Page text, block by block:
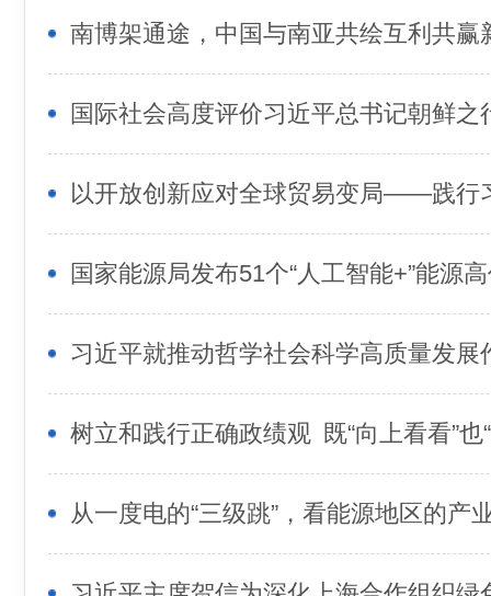
南博架通途，中国与南亚共绘互利共赢
国际社会高度评价习近平总书记朝鲜之
国家能源局发布51个“人工智能+”能源
习近平就推动哲学社会科学高质量发展
树立和践行正确政绩观 既“向上看看”也
从一度电的“三级跳”，看能源地区的产